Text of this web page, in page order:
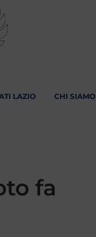
LAZIO CHI SIAMO
fa